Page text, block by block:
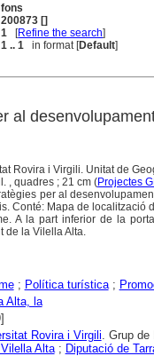
fons
200873 []
1 [Refine the search]
1 .. 1 in format [Default]
al
Rovira i Virgili. Unitat de
, quadres ; 21 cm (Projectes
per al
Conté: Mapa de localització
A la part inferior de la
de la Vilella Alta.
; Política turística;
Alta, la
Rovira i Virgili . Grup
Alta; Diputació de